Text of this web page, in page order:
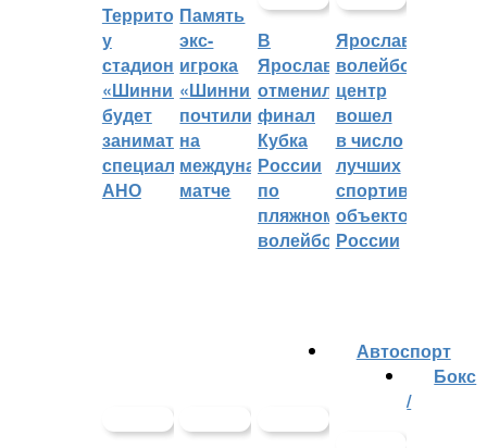
Территорией
у
стадиона
«Шинник»
будет
заниматься
специальное
АНО
Память
экс-
игрока
«Шинника»
почтили
на
международном
матче
В
Ярославле
отменили
финал
Кубка
России
по
пляжному
волейболу
Ярославский
волейбольный
центр
вошел
в число
лучших
спортивных
объектов
России
Автоспорт
Бокс
/